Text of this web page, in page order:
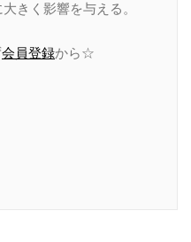
きく影響を与える。
会員登録から☆